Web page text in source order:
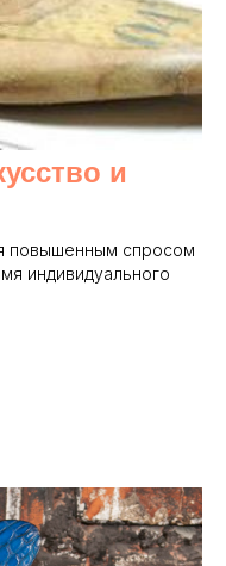
и
повышенным спросом
индивидуального